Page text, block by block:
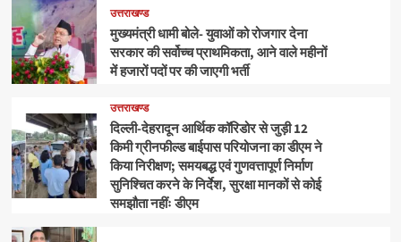
उत्तराखण्ड
मुख्यमंत्री धामी बोले- युवाओं को रोजगार देना
सरकार की सर्वोच्च प्राथमिकता, आने वाले महीनों
में हजारों पदों पर की जाएगी भर्ती
उत्तराखण्ड
दिल्ली-देहरादून आर्थिक कॉरिडोर से जुड़ी 12
किमी ग्रीनफील्ड बाईपास परियोजना का डीएम ने
किया निरीक्षण; समयबद्ध एवं गुणवत्तापूर्ण निर्माण
सुनिश्चित करने के निर्देश, सुरक्षा मानकों से कोई
समझौता नहींः डीएम